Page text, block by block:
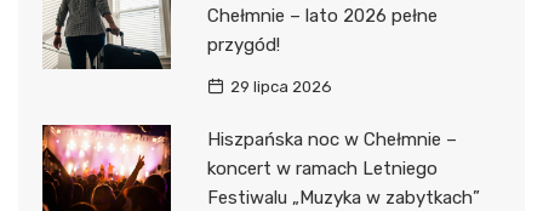
Chełmnie – lato 2026 pełne
przygód!
29 lipca 2026
Hiszpańska noc w Chełmnie –
koncert w ramach Letniego
Festiwalu „Muzyka w zabytkach”